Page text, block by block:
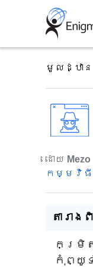
មូលដ្ឋា
ដោយ Mezo
កម្មវិ
តារា
កម្រិត
កុំព្យូទ័